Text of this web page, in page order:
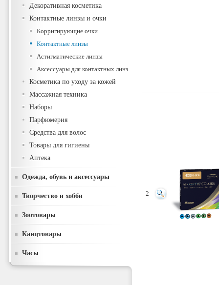
Декоративная косметика
Контактные линзы и очки
Корригирующие очки
Контактные линзы
Астигматические линзы
Аксессуары для контактных линз
Косметика по уходу за кожей
Массажная техника
Наборы
Парфюмерия
Средства для волос
Товары для гигиены
Аптека
Одежда, обувь и аксессуары
Творчество и хобби
Зоотовары
Канцтовары
Часы
2